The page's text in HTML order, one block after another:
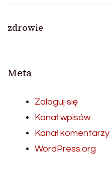
zdrowie
Meta
Zaloguj się
Kanał wpisów
Kanał komentarzy
WordPress.org